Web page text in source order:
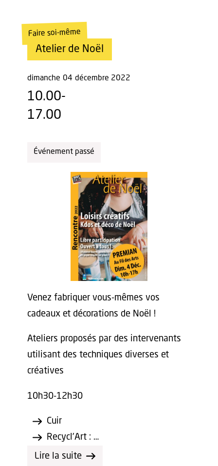
Atelier de Noël
Faire soi-même
dimanche 04 décembre 2022
10.00-
17.00
Événement passé
Venez fabriquer vous-mêmes vos
cadeaux et décorations de Noël !
Ateliers proposés par des intervenants
utilisant des techniques diverses et
créatives
10h30-12h30
Cuir
Recycl'Art : …
Lire la suite